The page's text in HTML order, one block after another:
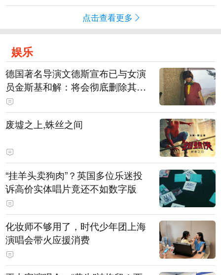
点击查看更多
娱乐
德国著名导演文德斯宣布已与女演
员金斯基和解：将会彻底删除其上
身裸露的画面
废墟之上,蛛丝之间
“挂羊头卖狗肉”？英国多位乐迷投
诉高价实体唱片竟还不如数字版
化妆师不够用了，时代少年团上海
演唱会带火应援消费